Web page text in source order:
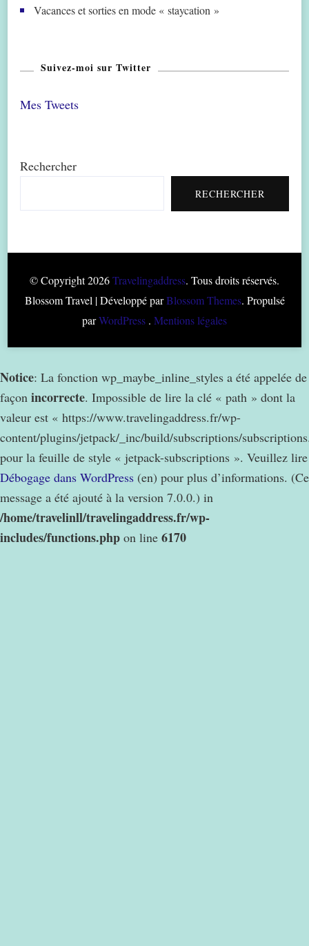
Vacances et sorties en mode « staycation »
Suivez-moi sur Twitter
Mes Tweets
Rechercher
RECHERCHER
© Copyright 2026Travelingaddress. Tous droits réservés.
Blossom Travel | Développé parBlossom Themes. Propulsé
parWordPress . Mentions légales
Notice: La fonction wp_maybe_inline_styles a été appelée de
façon incorrecte. Impossible de lire la clé « path » dont la
valeur est « https://www.travelingaddress.fr/wp-
content/plugins/jetpack/_inc/build/subscriptions/
pour la feuille de style « jetpack-subscriptions ». Veuillez lire
Débogage dans WordPress (en) pour plus d’informations. (Ce
message a été ajouté à la version 7.0.0.) in
/home/travelinll/travelingaddress.fr/wp-
includes/functions.php on line 6170